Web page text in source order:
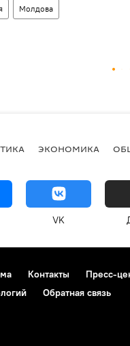
Молдова
ЭКОНОМИКА
VK
Контакты Пресс-
Обратная связь